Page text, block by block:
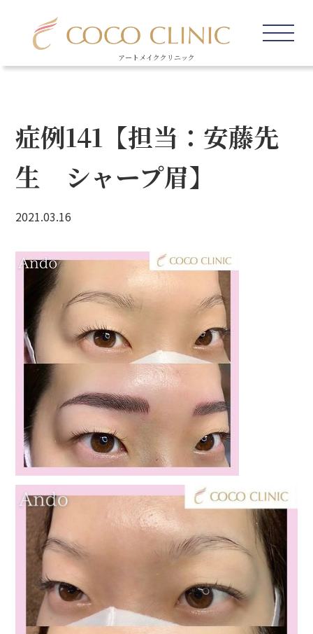
アートメイククリニック
症例141【担当：安藤先
生 シャープ眉】
2021.03.16